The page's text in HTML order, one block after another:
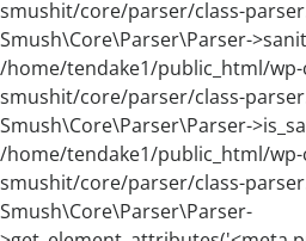
smushit/core/parser/class-
Smush\Core\Parser\Parser-
/home/tendake1/public_html/
smushit/core/parser/class-
Smush\Core\Parser\Parser-
/home/tendake1/public_html/
smushit/core/parser/class-
Smush\Core\Parser\Parser-